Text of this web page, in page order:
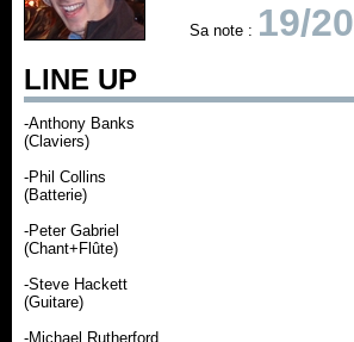
Sa note : 19/20
LINE UP
-Anthony Banks
(Claviers)
-Phil Collins
(Batterie)
-Peter Gabriel
(Chant+Flûte)
-Steve Hackett
(Guitare)
-Michael Rutherford